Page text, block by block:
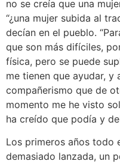
no se creía que una
“¿una mujer subida al
decían en el pueblo.
que son más difíciles,
física, pero se puede
me tienen que ayudar, y
compañerismo que de
momento me he visto
ha creído que podía y
Los primeros años todo
demasiado lanzada, un